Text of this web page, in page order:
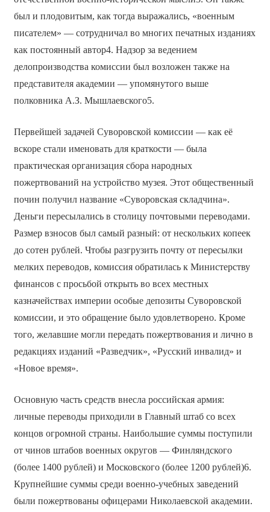
был и плодовитым, как тогда выражались, «военным
писателем» — сотрудничал во многих печатных изданиях
как постоянный автор4. Надзор за ведением
делопроизводства комиссии был возложен также на
представителя академии — упомянутого выше
полковника А.З. Мышлаевского5.
Первейшей задачей Суворовской комиссии — как её
вскоре стали именовать для краткости — была
практическая организация сбора народных
пожертвований на устройство музея. Этот общественный
почин получил название «Суворовская складчина».
Деньги пересылались в столицу почтовыми переводами.
Размер взносов был самый разный: от нескольких копеек
до сотен рублей. Чтобы разгрузить почту от пересылки
мелких переводов, комиссия обратилась к Министерству
финансов с просьбой открыть во всех местных
казначействах империи особые депозиты Суворовской
комиссии, и это обращение было удовлетворено. Кроме
того, желавшие могли передать пожертвования и лично в
редакциях изданий «Разведчик», «Русский инвалид» и
«Новое время».
Основную часть средств внесла российская армия:
личные переводы приходили в Главный штаб со всех
концов огромной страны. Наибольшие суммы поступили
от чинов штабов военных округов — Финляндского
(более 1400 рублей) и Московского (более 1200 рублей)6.
Крупнейшие суммы среди военно-учебных заведений
были пожертвованы офицерами Николаевской академии.